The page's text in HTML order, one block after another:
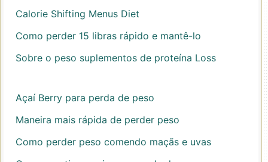
Calorie Shifting Menus Diet
Como perder 15 libras rápido e mantê-lo
Sobre o peso suplementos de proteína Loss
Açaí Berry para perda de peso
Maneira mais rápida de perder peso
Como perder peso comendo maçãs e uvas